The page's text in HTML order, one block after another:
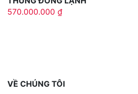
570.000.000 ₫
VỀ CHÚNG TÔI